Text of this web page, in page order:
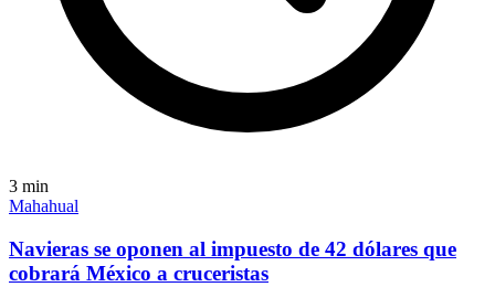
3 min
Mahahual
Navieras se oponen al impuesto de 42 dólares que
cobrará México a cruceristas